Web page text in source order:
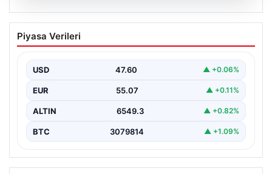
Emekliye ÖTV’siz araç verilecek mi,
yasa çıkacak mı? Milyonlarca emekli
Piyasa Verileri
USD 47.60 ▲ +0.06%
EUR 55.07 ▲ +0.11%
ALTIN 6549.3 ▲ +0.82%
BTC 3079814 ▲ +1.09%